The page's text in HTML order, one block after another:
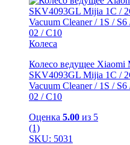
Колеса
Колесо ведущее Xiaomi
SKV4093GL Mijia 1C /
Vacuum Cleaner / 1S /
02 / С10
Оценка 5.00 из 5
(1)
SKU: 5031